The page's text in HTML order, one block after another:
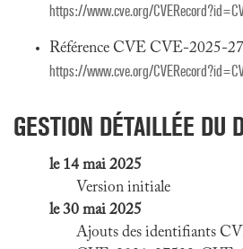
https://www.cve.org/
Référence CVE CVE-2025-
https://www.cve.org/
GESTION DÉTAILLÉE DU
le 14 mai 2025
Version initiale
le 30 mai 2025
Ajouts des identifiants